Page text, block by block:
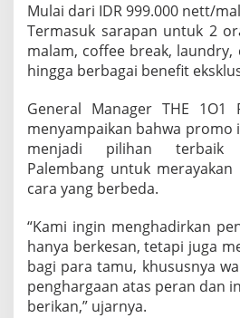
Mulai dari IDR 999.000 nett/
Termasuk sarapan untuk 2
malam, coffee break, laundry,
hingga berbagai benefit
General Manager THE 1O1
menyampaikan bahwa
menjadi pilihan terbaik
Palembang untuk
cara yang berbeda.
“Kami ingin menghadirkan
hanya berkesan, tetapi juga
bagi para tamu, khususnya
penghargaan atas peran dan
berikan,” ujarnya.